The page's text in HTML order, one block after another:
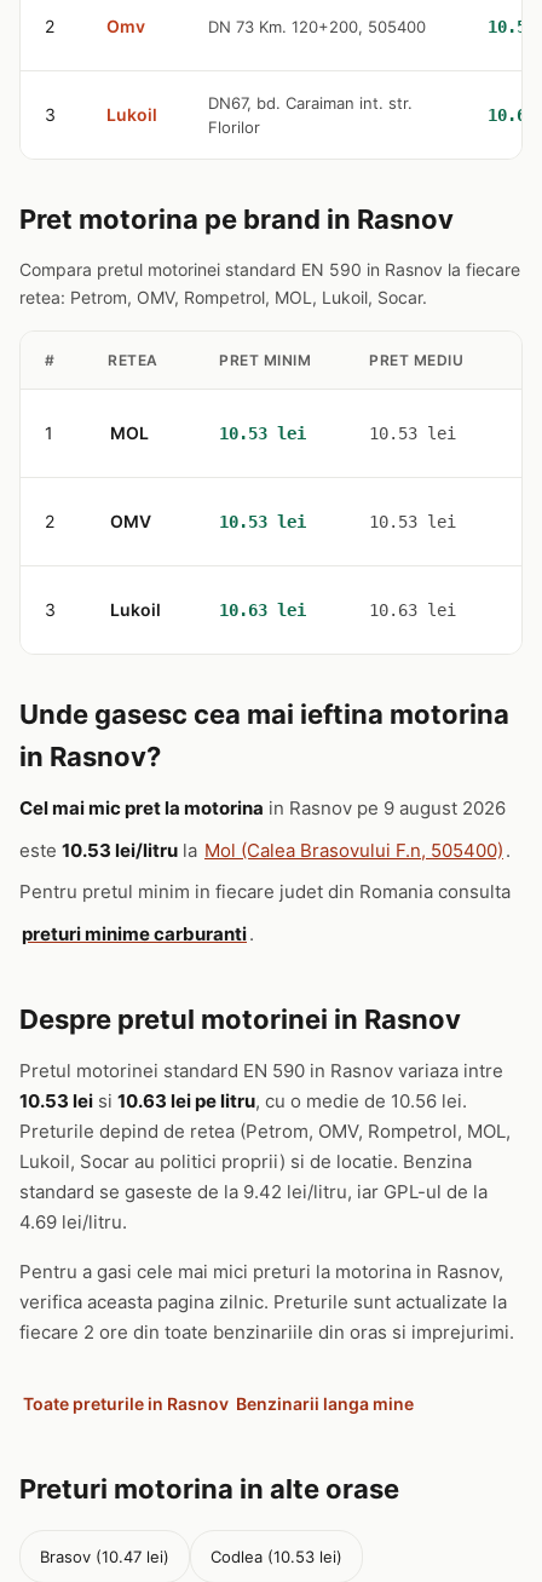
2 Omv DN 73 Km. 120+200, 505400
3 Lukoil
DN67, bd. Caraiman int. str.
Florilor
Pret motorina pe brand in Rasnov
Compara pretul motorinei standard EN 590 in Rasnov la fiecare
retea: Petrom, OMV, Rompetrol, MOL, Lukoil, Socar.
# RETEA PRET MINIM PRET MEDIU
1 MOL 10.53 lei 10.53 lei
2 OMV 10.53 lei 10.53 lei
3 Lukoil 10.63 lei 10.63 lei
Unde gasesc cea mai ieftina motorina
in Rasnov?
Cel mai mic pret la motorina in Rasnov pe 9 august 2026
este 10.53 lei/litru la Mol (Calea Brasovului F.n, 505400) .
Pentru pretul minim in fiecare judet din Romania consulta
preturi minime carburanti.
Despre pretul motorinei in Rasnov
Pretul motorinei standard EN 590 in Rasnov variaza intre
10.53 lei si 10.63 lei pe litru, cu o medie de 10.56 lei.
Preturile depind de retea (Petrom, OMV, Rompetrol, MOL,
Lukoil, Socar au politici proprii) si de locatie. Benzina
standard se gaseste de la 9.42 lei/litru, iar GPL-ul de la
4.69 lei/litru.
Pentru a gasi cele mai mici preturi la motorina in Rasnov,
verifica aceasta pagina zilnic. Preturile sunt actualizate la
fiecare 2 ore din toate benzinariile din oras si imprejurimi.
Toate preturile in Rasnov Benzinarii langa mine
Preturi motorina in alte orase
Brasov (10.47 lei) Codlea (10.53 lei)